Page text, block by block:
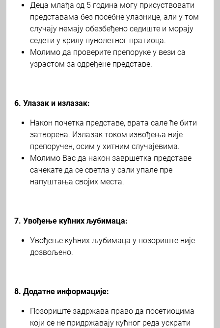
Деца млађа од 5 година могу присуствовати
представама без посебне улазнице, али у том
случају немају обезбеђено седиште и морају
седети у крилу пунолетног пратиоца.
Молимо да проверите препоруке у вези са
узрастом за одређене представе.
6. Улазак и излазак:
Након почетка представе, врата сале ће бити
затворена. Излазак током извођења није
препоручен, осим у хитним случајевима.
Молимо Вас да након завршетка представе
сачекате да се светла у сали упале пре
напуштања својих места.
7. Увођење кућних љубимаца:
Увођење кућних љубимаца у позориште није
дозвољено.
8. Додатне информације:
Позориште задржава право да посетиоцима
који се не придржавају кућног реда ускрати